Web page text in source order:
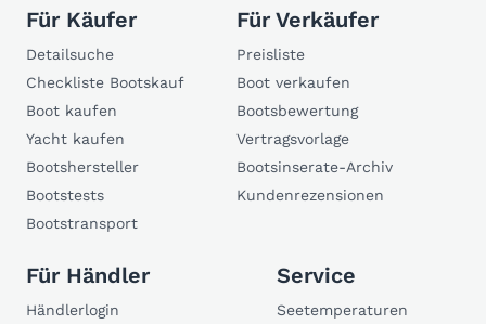
Für Käufer
Detailsuche
Checkliste Bootskauf
Boot kaufen
Yacht kaufen
Bootshersteller
Bootstests
Bootstransport
Für Verkäufer
Preisliste
Boot verkaufen
Bootsbewertung
Vertragsvorlage
Bootsinserate-Archiv
Kundenrezensionen
Für Händler
Händlerlogin
Service
Seetemperaturen